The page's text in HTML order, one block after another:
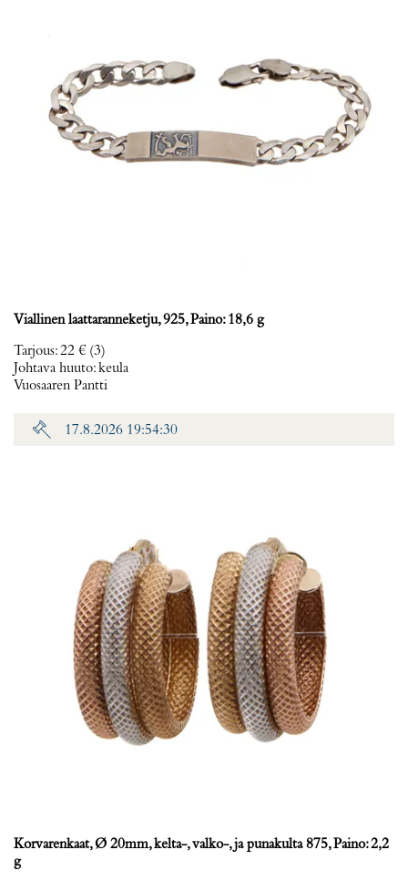
Viallinen laattaranneketju, 925, Paino: 18,6 g
Tarjous:22 € (3)
Johtava huuto:keula
Vuosaaren Pantti
17.8.2026 19:54:30
Korvarenkaat, Ø 20mm, kelta-, valko-, ja punakulta 875, Paino: 2,2
g